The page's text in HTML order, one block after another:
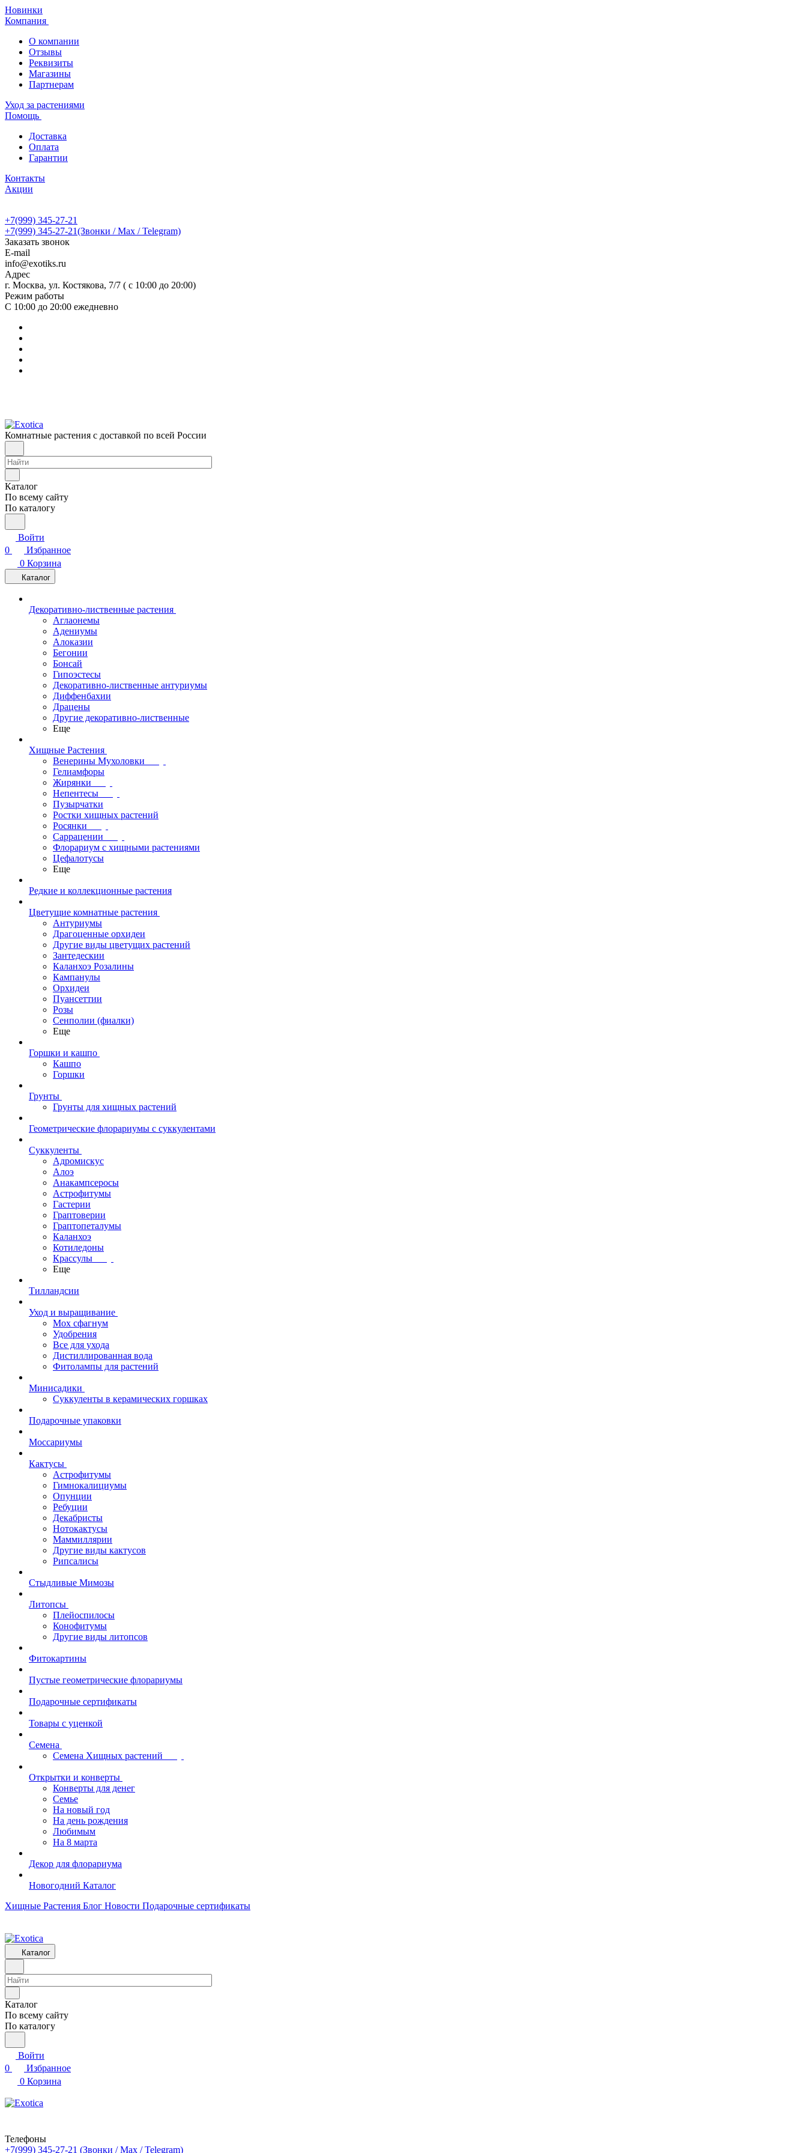
Новинки
Компания
О компании
Отзывы
Реквизиты
Магазины
Партнерам
Уход за растениями
Помощь
Доставка
Оплата
Гарантии
Контакты
Акции
+7(999) 345-27-21
+7(999) 345-27-21(Звонки / Max / Telegram)
Заказать звонок
E-mail
info@exotiks.ru
Адрес
г. Москва, ул. Костякова, 7/7 ( с 10:00 до 20:00)
Режим работы
С 10:00 до 20:00 ежедневно
Комнатные растения с доставкой по всей России
Каталог
По всему сайту
По каталогу
Войти
0
Избранное
0 Корзина
Каталог
Декоративно-лиственные растения
Аглаонемы
Адениумы
Алоказии
Бегонии
Бонсай
Гипоэстесы
Декоративно-лиственные антуриумы
Диффенбахии
Драцены
Другие декоративно-лиственные
Еще
Хищные Растения
Венерины Мухоловки
Гелиамфоры
Жирянки
Непентесы
Пузырчатки
Ростки хищных растений
Росянки
Саррацении
Флорариум с хищными растениями
Цефалотусы
Еще
Редкие и коллекционные растения
Цветущие комнатные растения
Антуриумы
Драгоценные орхидеи
Другие виды цветущих растений
Зантедескии
Каланхоэ Розалины
Кампанулы
Орхидеи
Пуансеттии
Розы
Сенполии (фиалки)
Еще
Горшки и кашпо
Кашпо
Горшки
Грунты
Грунты для хищных растений
Геометрические флорариумы с суккулентами
Суккуленты
Адромискус
Алоэ
Анакампсеросы
Астрофитумы
Гастерии
Граптоверии
Граптопеталумы
Каланхоэ
Котиледоны
Крассулы
Еще
Тилландсии
Уход и выращивание
Мох сфагнум
Удобрения
Все для ухода
Дистиллированная вода
Фитолампы для растений
Минисадики
Суккуленты в керамических горшках
Подарочные упаковки
Моссариумы
Кактусы
Астрофитумы
Гимнокалициумы
Опунции
Ребуции
Декабристы
Нотокактусы
Маммиллярии
Другие виды кактусов
Рипсалисы
Стыдливые Мимозы
Литопсы
Плейоспилосы
Конофитумы
Другие виды литопсов
Фитокартины
Пустые геометрические флорариумы
Подарочные сертификаты
Товары с уценкой
Семена
Семена Хищных растений
Открытки и конверты
Конверты для денег
Семье
На новый год
На день рождения
Любимым
На 8 марта
Декор для флорариума
Новогодний Каталог
Хищные Растения Блог Новости Подарочные сертификаты
Каталог
Каталог
По всему сайту
По каталогу
Войти
0
Избранное
0 Корзина
Телефоны
+7(999) 345-27-21 (Звонки / Max / Telegram)